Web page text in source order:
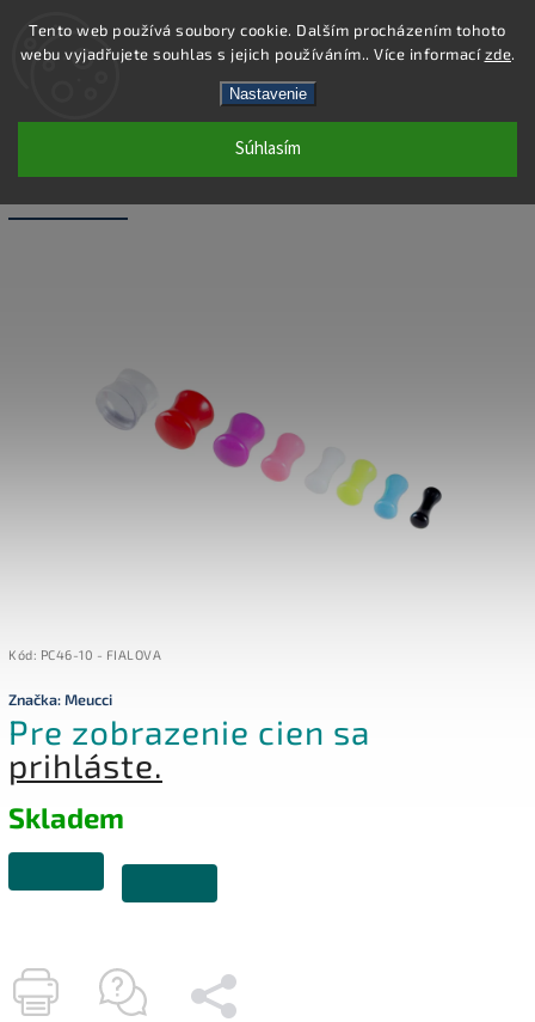
Tento web používá soubory cookie. Dalším procházením tohoto
webu vyjadřujete souhlas s jejich používáním.. Více informacízde.
Nastavenie
Súhlasím
Hľadať
PC46-10 - PIERCING PLUG - FIALOVÁ -
Kód: PC46-10 - FIALOVA
Značka:Meucci
Pre zobrazenie cien sa
prihláste.
Skladem